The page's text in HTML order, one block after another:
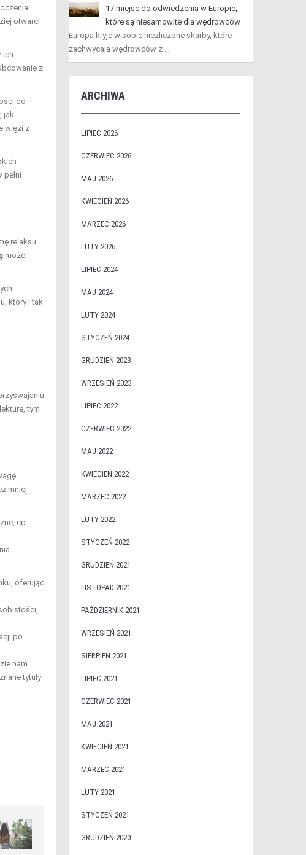
otwarci
ich
z
do
jak
więzi z
relaksu
może
który i tak
tym
mniej
co
oferując
po
nam
tytuły
17 miejsc do odwiedzenia w Europie,
które są niesamowite dla wędrowców
Europa kryje w sobie niezliczone skarby, które
zachwycają wędrowców z …
ARCHIWA
LIPIEC 2026
CZERWIEC 2026
MAJ 2026
KWIECIEŃ 2026
MARZEC 2026
LUTY 2026
LIPIEC 2024
MAJ 2024
LUTY 2024
STYCZEŃ 2024
GRUDZIEŃ 2023
WRZESIEŃ 2023
LIPIEC 2022
CZERWIEC 2022
MAJ 2022
KWIECIEŃ 2022
MARZEC 2022
LUTY 2022
STYCZEŃ 2022
GRUDZIEŃ 2021
LISTOPAD 2021
PAŹDZIERNIK 2021
WRZESIEŃ 2021
SIERPIEŃ 2021
LIPIEC 2021
CZERWIEC 2021
MAJ 2021
KWIECIEŃ 2021
MARZEC 2021
LUTY 2021
STYCZEŃ 2021
GRUDZIEŃ 2020